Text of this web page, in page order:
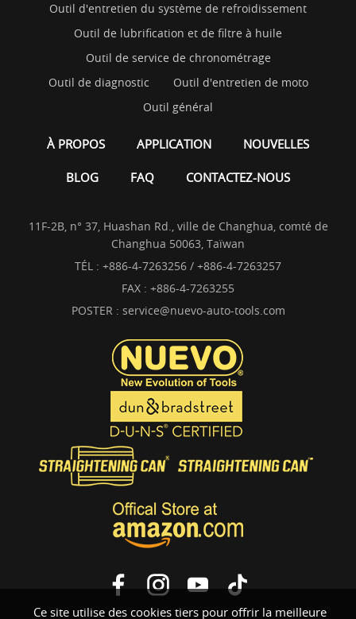
Ce site utilise des cookies tiers pour offrir la meilleure
Outil d'entretien du système de refroidissement
Outil de lubrification et de filtre à huile
Outil de service de chronométrage
Outil de diagnostic
Outil d'entretien de moto
Outil général
À PROPOS APPLICATION NOUVELLES
BLOG FAQ CONTACTEZ-NOUS
11F-2B, n° 37, Huashan Rd., ville de Changhua, comté de
Changhua 50063, Taïwan
TÉL : +886-4-7263256 / +886-4-7263257
FAX : +886-4-7263255
POSTER : service@nuevo-auto-tools.com